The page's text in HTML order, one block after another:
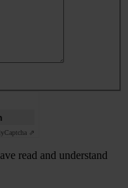
Captcha ⇗
read and understand